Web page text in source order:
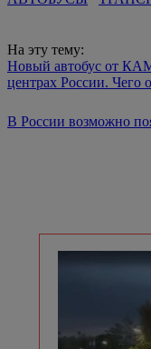
На эту тему:
Новый автобус от
центрах России. Чего
В России возможно